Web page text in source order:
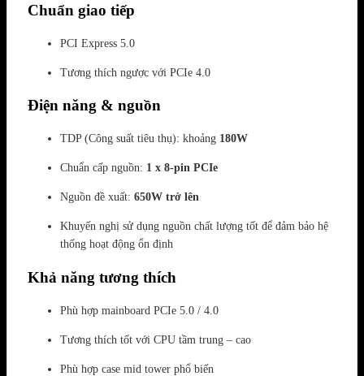
Chuẩn giao tiếp
PCI Express 5.0
Tương thích ngược với PCIe 4.0
Điện năng & nguồn
TDP (Công suất tiêu thụ): khoảng 180W
Chuẩn cấp nguồn: 1 x 8-pin PCIe
Nguồn đề xuất: 650W trở lên
Khuyến nghị sử dụng nguồn chất lượng tốt để đảm bảo hệ
thống hoạt động ổn định
Khả năng tương thích
Phù hợp mainboard PCIe 5.0 / 4.0
Tương thích tốt với CPU tầm trung – cao
Phù hợp case mid tower phổ biến